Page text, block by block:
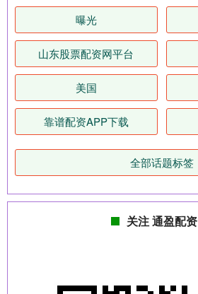
曝光
山东股票配资网平台
美国
靠谱配资APP下载
全部话题标签
关注 通盈配资